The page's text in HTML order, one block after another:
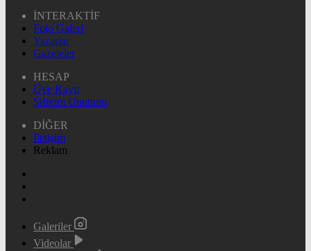
İNTERAKTİF
Foto Galeri
Yazarlar
Gazeteler
HESAP
Üye Kayıt
Şifremi Unuttum
DİĞER
İletişim
Reklam
Galeriler
Videolar